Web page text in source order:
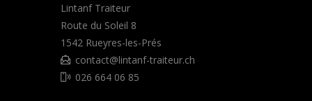
Lintanf Traiteur
Route du Soleil 8
1542 Rueyres-les-Prés
contact@lintanf-traiteur.ch
026 664 06 85